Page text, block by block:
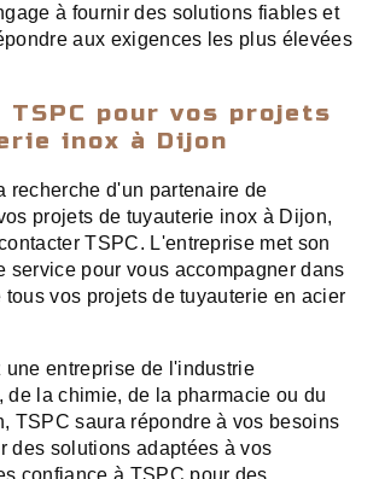
à fournir des solutions fiables et
aux exigences les plus élevées
TSPC pour vos projets
inox à Dijon
recherche d'un partenaire de
projets de tuyauterie inox à Dijon,
TSPC. L'entreprise met son
service pour vous accompagner dans
tous vos projets de tuyauterie en acier
une entreprise de l'industrie
de la chimie, de la pharmacie ou du
TSPC saura répondre à vos besoins
des solutions adaptées à vos
confiance à TSPC pour des